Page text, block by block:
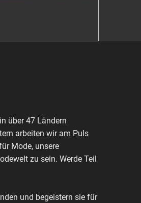
über 47 Ländern
arbeiten wir am Puls
Mode, unsere
zu sein. Werde Teil
und begeistern sie für